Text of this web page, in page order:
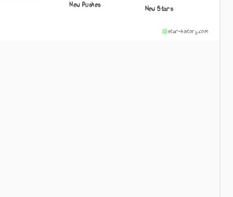
New Stars
New Pushes
star-history.com